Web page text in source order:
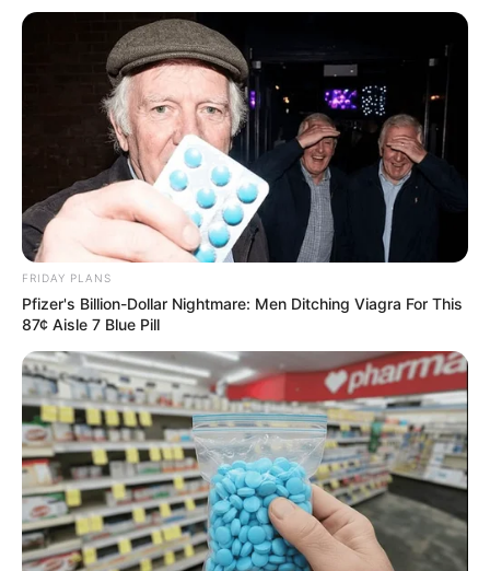
Remember This Kick-Ass Star? See His Shocking
Transformation
BRAINBERRIES
Some Moments Got Out Of Control Quickly
Arthrologist Begs To Stop Buying Knee Braces - Do
This Instead
FORGE BODY
FRIDAY PLANS
Pfizer's Billion-Dollar Nightmare: Men Ditching Viagra For This
87¢ Aisle 7 Blue Pill